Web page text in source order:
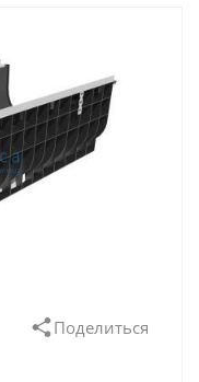
Поделиться